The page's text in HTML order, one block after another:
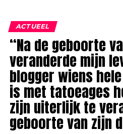
ACTUEEL
“Na de geboorte
veranderde mijn
blogger wiens
is met tatoeages
zijn uiterlijk te
geboorte van zijn